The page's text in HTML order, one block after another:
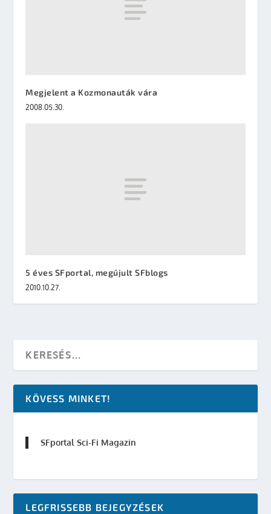
Megjelent a Kozmonauták vára
2008.05.30.
5 éves SFportal, megújult SFblogs
2010.10.27.
KÖVESS MINKET!
SFportal Sci-Fi Magazin
LEGFRISSEBB BEJEGYZÉSEK